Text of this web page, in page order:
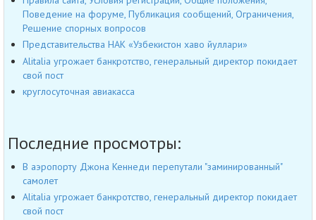
Поведение на форуме, Публикация сообщений, Ограничения,
Решение спорных вопросов
Представительства НАК «Узбекистон хаво йуллари»
Alitalia угрожает банкротство, генеральный директор покидает
свой пост
круглосуточная авиакасса
Последние просмотры:
В аэропорту Джона Кеннеди перепутали "заминированный"
самолет
Alitalia угрожает банкротство, генеральный директор покидает
свой пост